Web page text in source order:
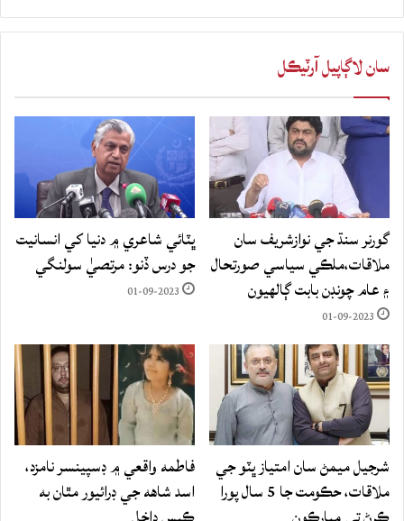
سان لاڳاپيل آرٽيڪل
گورنر سنڌ جي نوازشريف سان
ملاقات،ملڪي سياسي صورتحال
۽ عام چونڊن بابت ڳالهيون
01-09-2023
ڀٽائي شاعري ۾ دنيا کي انسانيت
جو درس ڏنو: مرتصيٰ سولنگي
01-09-2023
شرجيل ميمڻ سان امتياز ڀٽو جي
ملاقات، حڪومت جا 5 سال پورا
فاطمه واقعي ۾ ڊسپينسر نامزد،
اسد شاهه جي ڊرائيور مٿان به